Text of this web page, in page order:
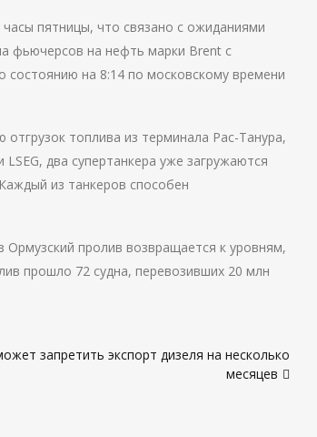
пятницы, что связано с ожиданиями
фьючерсов на нефть марки Brent с
состоянию на 8:14 по московскому времени
топлива из терминала Рас-Танура,
два супертанкера уже загружаются
из танкеров способен
пролив возвращается к уровням,
прошло 72 судна, перевозивших 20 млн
запретить экспорт дизеля на несколько
месяцев